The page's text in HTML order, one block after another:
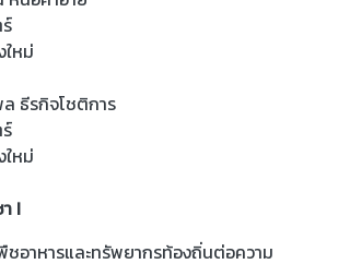
หม่
ธีรกิจโชติการ
หม่
I
อาหารและทรัพยากรท้องถิ่นต่อความ